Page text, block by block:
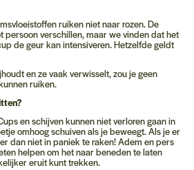
ruiken niet naar rozen. De
persoon verschillen, maar we vinden dat het
de geur kan intensiveren. Hetzelfde geldt
en ze vaak verwisselt, zou je geen
ruiken.
en schijven kunnen niet verloren gaan in
omhoog schuiven als je beweegt. Als je er
dan niet in paniek te raken! Adem en pers
helpen om het naar beneden te laten
eruit kunt trekken.